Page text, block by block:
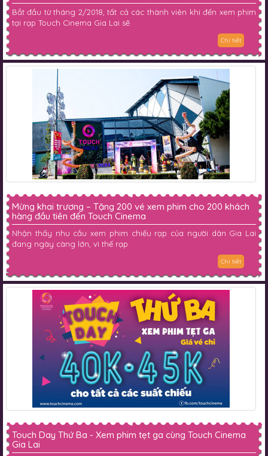
Bắt đầu từ tháng 2/2018, tất cả các thành viên khi đến xem phim
tại rạp Touch Cinema Gia Lai sẽ
Chi tiết
Mừng khai trương – Tặng 200 vé xem phim cho 200 khách
hàng đầu tiên đến Touch Cinema
Nhận thấy nhu cầu xem phim chiếu rạp của người dân Gia Lai
đang ngày càng lớn, vì thế rạp
Chi tiết
Touch Day Thứ Ba - Xem phim tẹt ga cùng Touch Cinema
Gia Lai